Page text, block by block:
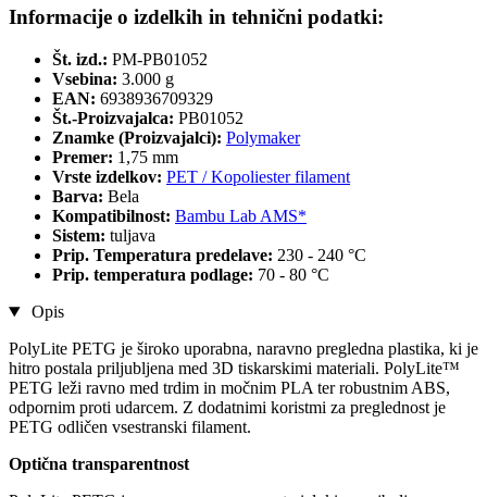
Informacije o izdelkih in tehnični podatki:
Št. izd.: PM-PB01052
Vsebina: 3.000 g
EAN: 6938936709329
Št.-Proizvajalca: PB01052
Znamke (Proizvajalci): Polymaker
Premer: 1,75 mm
Vrste izdelkov: PET / Kopoliester filament
Barva: Bela
Kompatibilnost: Bambu Lab AMS*
Sistem: tuljava
Prip. Temperatura predelave: 230 - 240 °C
Prip. temperatura podlage: 70 - 80 °C
Opis
PolyLite PETG je široko uporabna, naravno pregledna plastika, ki je
hitro postala priljubljena med 3D tiskarskimi materiali. PolyLite™
PETG leži ravno med trdim in močnim PLA ter robustnim ABS,
odpornim proti udarcem. Z dodatnimi koristmi za preglednost je
PETG odličen vsestranski filament.
Optična transparentnost